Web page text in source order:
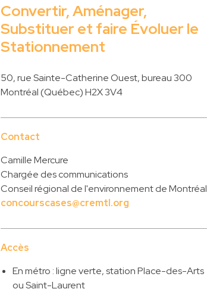
Convertir, Aménager,
Substituer et faire Évoluer le
Stationnement
50, rue Sainte-Catherine Ouest, bureau 300
Montréal (Québec) H2X 3V4
Contact
Camille Mercure
Chargée des communications
Conseil régional de l'environnement de Montréal
concourscases@cremtl.org
Accès
En métro : ligne verte, station Place-des-Arts
ou Saint-Laurent